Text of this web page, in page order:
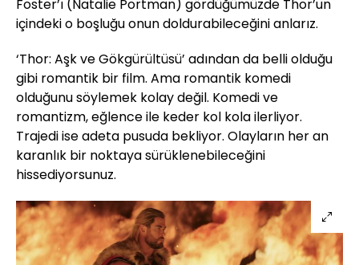
Foster’ı (Natalie Portman) gördüğümüzde Thor’un
içindeki o boşluğu onun doldurabileceğini anlarız.
‘Thor: Aşk ve Gökgürültüsü’ adından da belli olduğu
gibi romantik bir film. Ama romantik komedi
olduğunu söylemek kolay değil. Komedi ve
romantizm, eğlence ile keder kol kola ilerliyor.
Trajedi ise adeta pusuda bekliyor. Olayların her an
karanlık bir noktaya sürüklenebileceğini
hissediyorsunuz.